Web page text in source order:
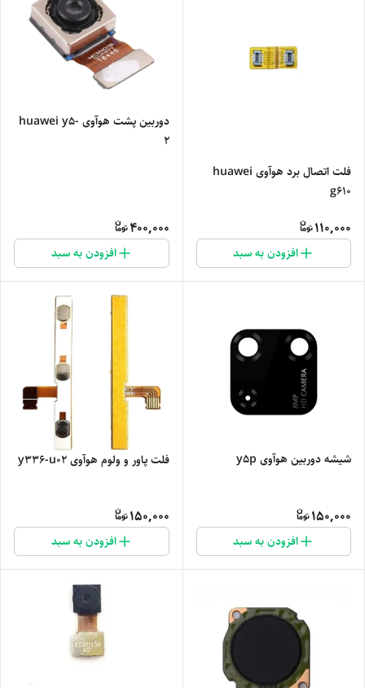
فلت اتصال برد هوآوی huawei
g610
110,000
افزودن به سبد
دوربین پشت هوآوی huawei y5-
2
400,000
افزودن به سبد
شیشه دوربین هوآوی y5p
150,000
افزودن به سبد
فلت پاور و ولوم هوآوی y336-u02
150,000
افزودن به سبد